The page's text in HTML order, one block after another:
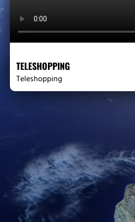
TELESHOPPING
Teleshopping